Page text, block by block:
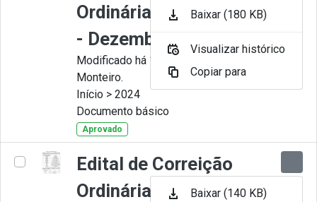
Ordinária nº 012-2024
- Dezembro
Modificado há 11 Meses por Juliana
Monteiro.
Início > 2024
Documento básico
Aprovado
Edital de Correição
Ordinária nº 011-2024
Baixar (180 KB)
Visualizar histórico
Copiar para
Baixar (140 KB)